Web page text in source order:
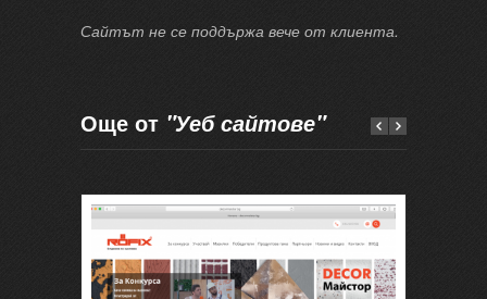
Сайтът не се поддържа вече от клиента.
Още от "Уеб сайтове"